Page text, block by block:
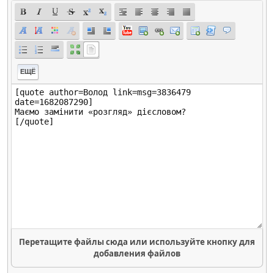
ЕЩЁ
Перетащите файлы сюда или используйте кнопку для
добавления файлов